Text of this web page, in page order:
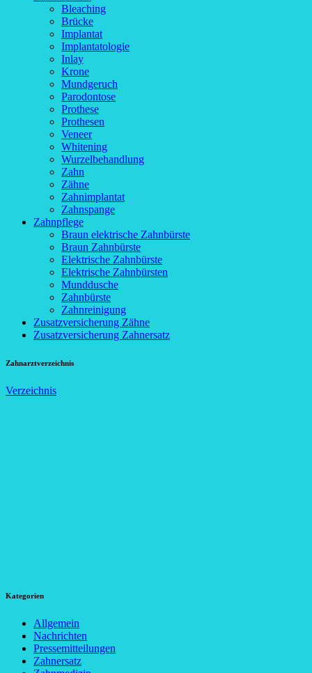
Bleaching
Brücke
Implantat
Implantatologie
Inlay
Krone
Mundgeruch
Parodontose
Prothese
Prothesen
Veneer
Whitening
Wurzelbehandlung
Zahn
Zähne
Zahnimplantat
Zahnspange
Zahnpflege
Braun elektrische Zahnbürste
Braun Zahnbürste
Elektrische Zahnbürste
Elektrische Zahnbürsten
Munddusche
Zahnbürste
Zahnreinigung
Zusatzversicherung Zähne
Zusatzversicherung Zahnersatz
Zahnarztverzeichnis
Verzeichnis
Kategorien
Allgemein
Nachrichten
Pressemitteilungen
Zahnersatz